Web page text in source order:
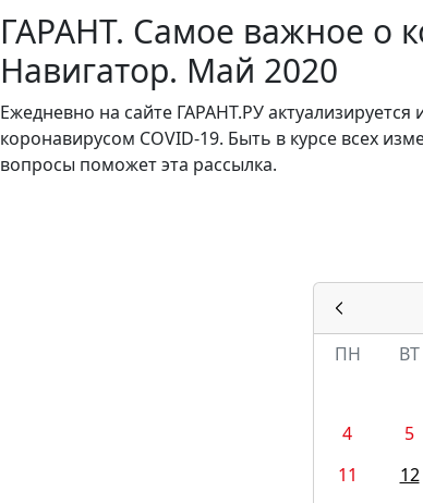
ГАРАНТ. Самое важное о
Навигатор. Май 2020
Ежедневно на сайте ГАРАНТ.РУ
коронавирусом COVID-19. Быть в курсе всех
вопросы поможет эта рассылка.
ПН
ВТ
4
5
11
12